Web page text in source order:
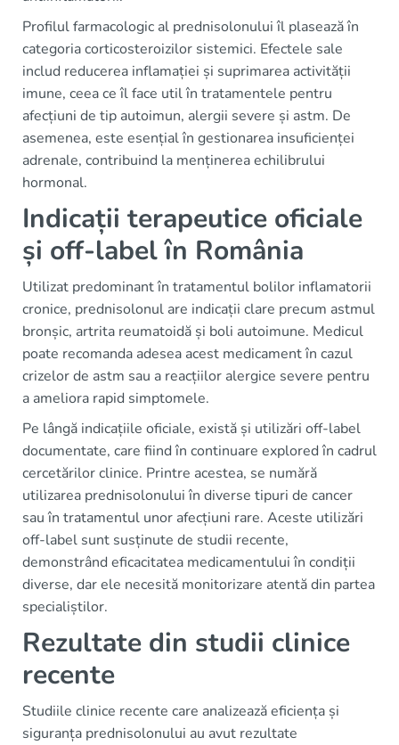
Profilul farmacologic al prednisolonului îl plasează în
categoria corticosteroizilor sistemici. Efectele sale
includ reducerea inflamației și suprimarea activității
imune, ceea ce îl face util în tratamentele pentru
afecțiuni de tip autoimun, alergii severe și astm. De
asemenea, este esențial în gestionarea insuficienței
adrenale, contribuind la menținerea echilibrului
hormonal.
Indicații terapeutice oficiale
și off-label în România
Utilizat predominant în tratamentul bolilor inflamatorii
cronice, prednisolonul are indicații clare precum astmul
bronșic, artrita reumatoidă și boli autoimune. Medicul
poate recomanda adesea acest medicament în cazul
crizelor de astm sau a reacțiilor alergice severe pentru
a ameliora rapid simptomele.
Pe lângă indicațiile oficiale, există și utilizări off-label
documentate, care fiind în continuare explored în cadrul
cercetărilor clinice. Printre acestea, se numără
utilizarea prednisolonului în diverse tipuri de cancer
sau în tratamentul unor afecțiuni rare. Aceste utilizări
off-label sunt susținute de studii recente,
demonstrând eficacitatea medicamentului în condiții
diverse, dar ele necesită monitorizare atentă din partea
specialiștilor.
Rezultate din studii clinice
recente
Studiile clinice recente care analizează eficiența și
siguranța prednisolonului au avut rezultate